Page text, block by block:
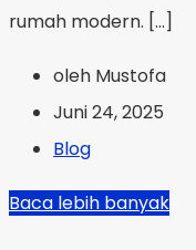
rumah modern. […]
oleh Mustofa
Juni 24, 2025
Blog
Baca lebih banyak